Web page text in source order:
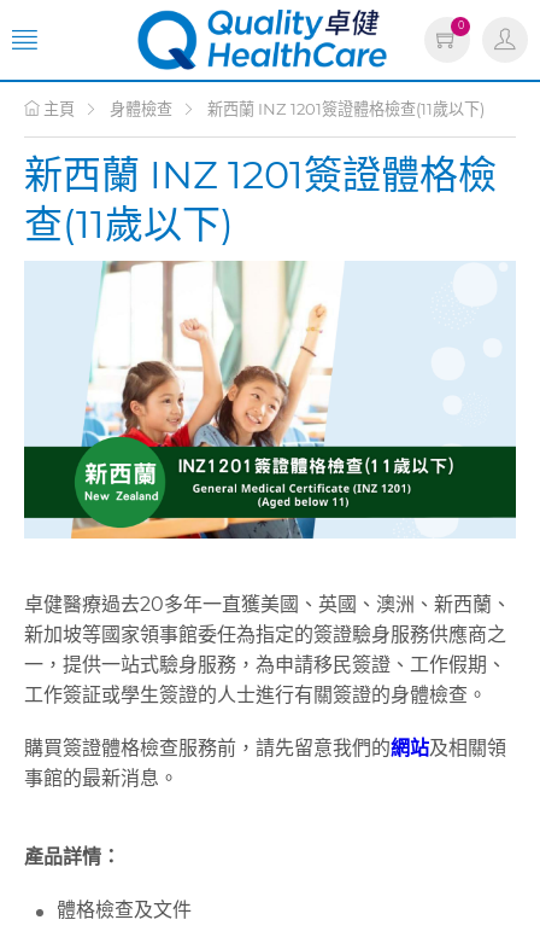
0
主頁 身體檢查 新西蘭 INZ 1201簽證體格檢查(11歲以下)
新西蘭 INZ 1201簽證體格檢
查(11歲以下)
卓健醫療過去20多年一直獲美國、英國、澳洲、新西蘭、
新加坡等國家領事館委任為指定的簽證驗身服務供應商之
一，提供一站式驗身服務，為申請移民簽證、工作假期、
工作簽証或學生簽證的人士進行有關簽證的身體檢查。
購買簽證體格檢查服務前，請先留意我們的網站及相關領
事館的最新消息。
產品詳情：
體格檢查及文件